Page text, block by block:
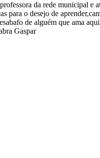
da rede municipal e
o desejo de
de alguém que ama
Gaspar